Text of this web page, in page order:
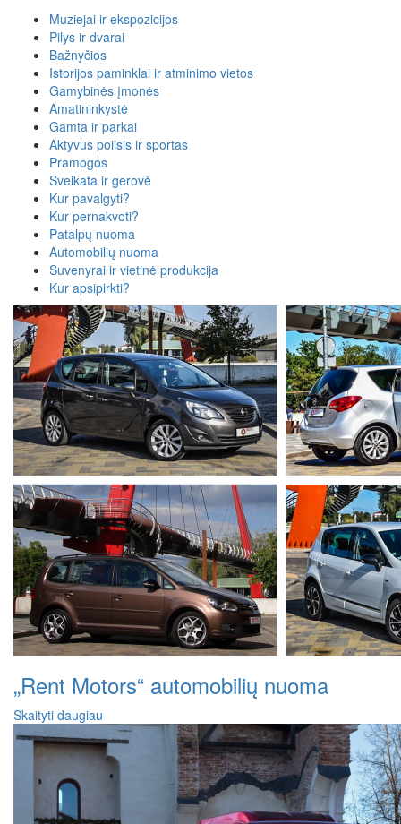
Muziejai ir ekspozicijos
Pilys ir dvarai
Bažnyčios
Istorijos paminklai ir atminimo vietos
Gamybinės įmonės
Amatininkystė
Gamta ir parkai
Aktyvus poilsis ir sportas
Pramogos
Sveikata ir gerovė
Kur pavalgyti?
Kur pernakvoti?
Patalpų nuoma
Automobilių nuoma
Suvenyrai ir vietinė produkcija
Kur apsipirkti?
„Rent Motors“ automobilių nuoma
Skaityti daugiau